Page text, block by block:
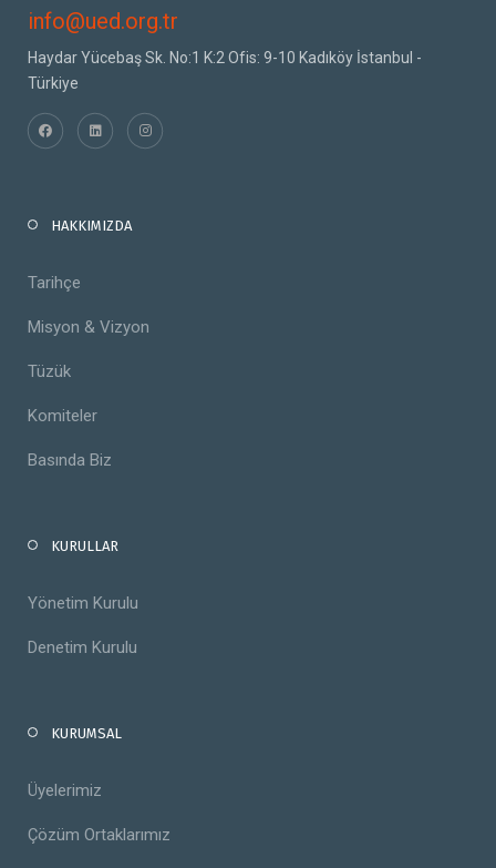
info@ued.org.tr
Haydar Yücebaş Sk. No:1 K:2 Ofis: 9-10 Kadıköy İstanbul -
Türkiye
HAKKIMIZDA
Tarihçe
Misyon & Vizyon
Tüzük
Komiteler
Basında Biz
KURULLAR
Yönetim Kurulu
Denetim Kurulu
KURUMSAL
Üyelerimiz
Çözüm Ortaklarımız